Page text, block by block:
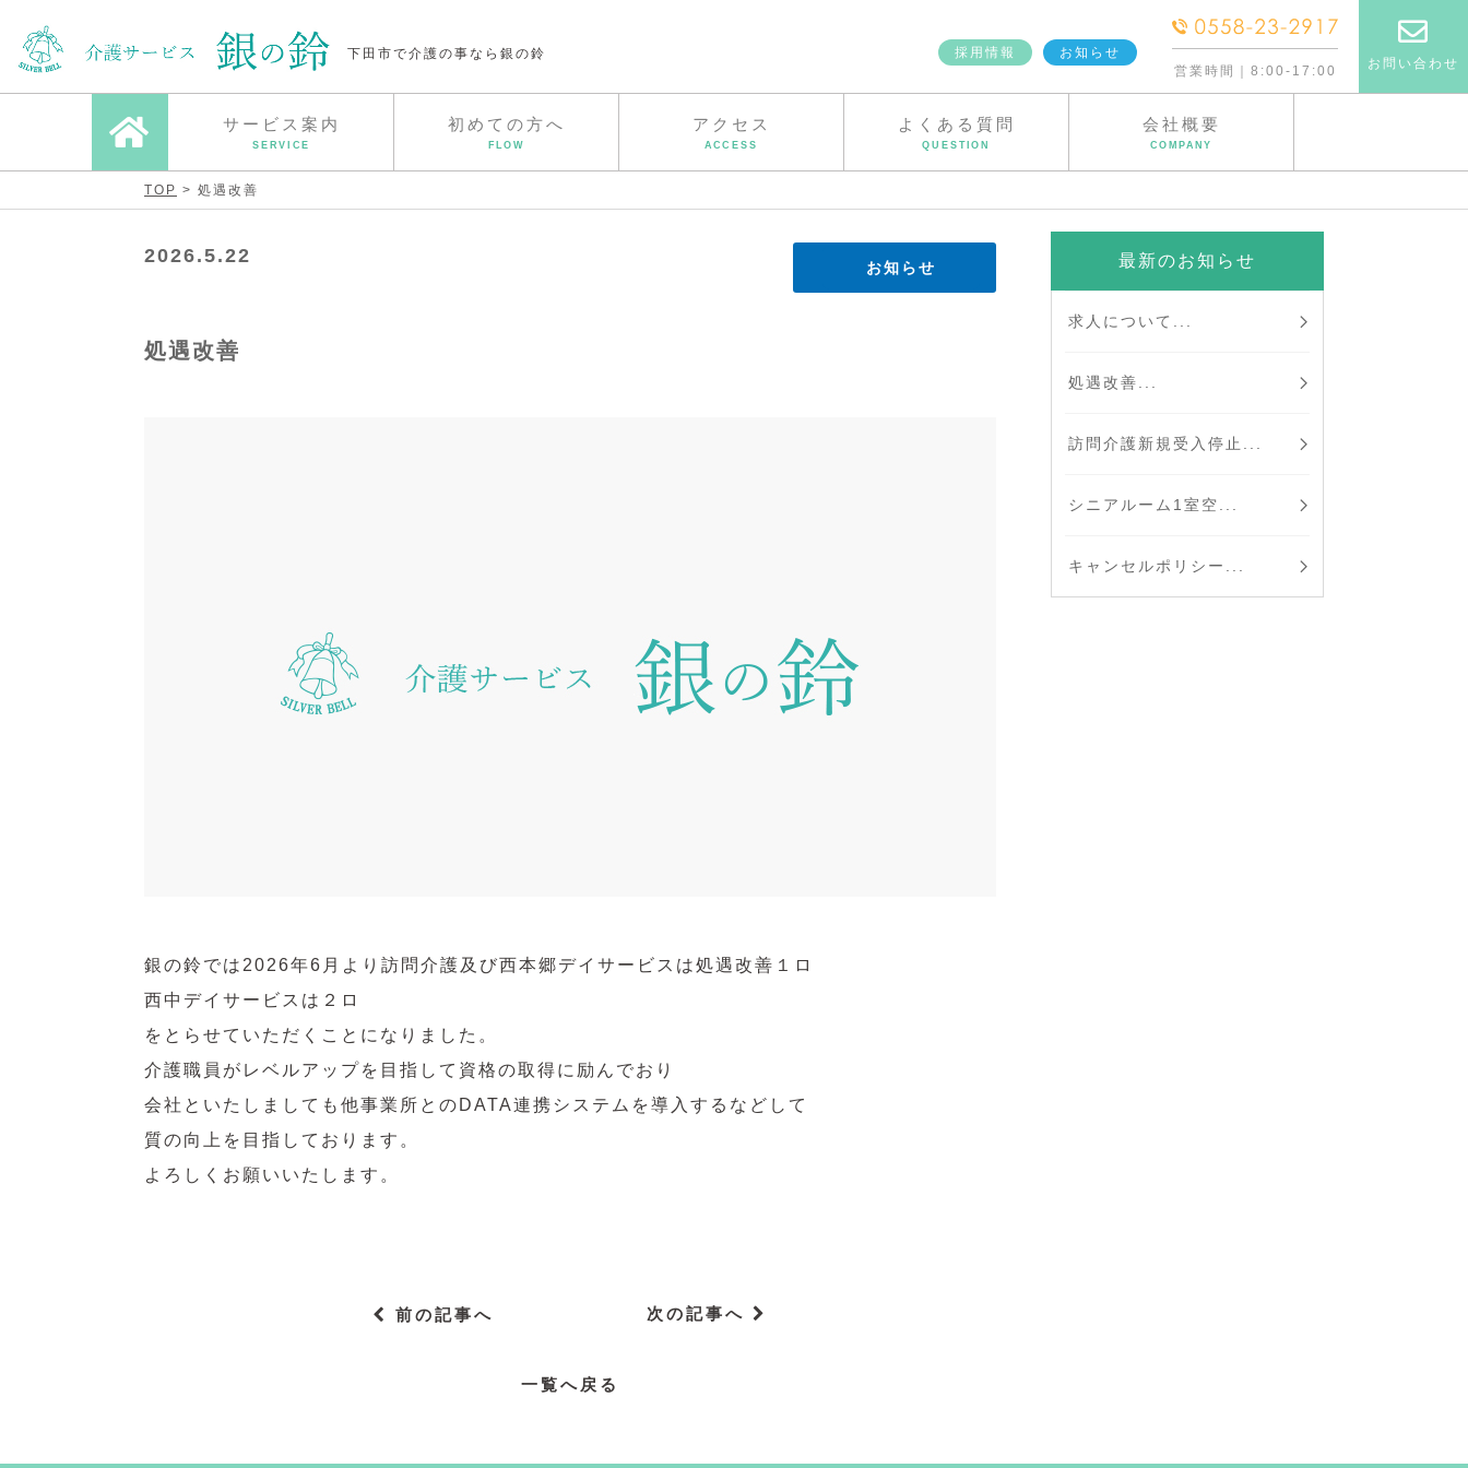
下田市で介護の事なら銀の鈴 採用情報
お知らせ
営業時間｜8:00-17:00
お問い合わせ
サービス案内
SERVICE
初めての方へ
FLOW
アクセス
ACCESS
よくある質問
QUESTION
会社概要
COMPANY
TOP > 処遇改善
2026.5.22
お知らせ
処遇改善
銀の鈴では2026年6月より訪問介護及び西本郷デイサービスは処遇改善１ロ
西中デイサービスは２ロ
をとらせていただくことになりました。
介護職員がレベルアップを目指して資格の取得に励んでおり
会社といたしましても他事業所とのDATA連携システムを導入するなどして
質の向上を目指しております。
よろしくお願いいたします。
前の記事へ 次の記事へ
一覧へ戻る
最新のお知らせ
求人について...
処遇改善...
訪問介護新規受入停止...
シニアルーム1室空...
キャンセルポリシー...